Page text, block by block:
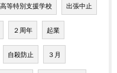
高等特別支援学校 出張中止
２周年 起業
自殺防止 ３月